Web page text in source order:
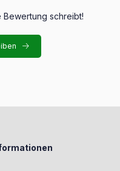
schreibt!